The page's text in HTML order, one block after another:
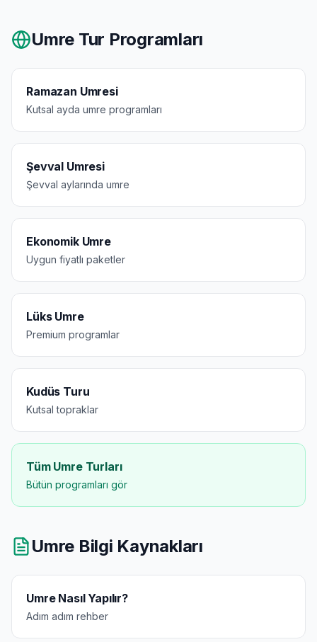
Umre Tur Programları
Ramazan Umresi
Kutsal ayda umre programları
Şevval Umresi
Şevval aylarında umre
Ekonomik Umre
Uygun fiyatlı paketler
Lüks Umre
Premium programlar
Kudüs Turu
Kutsal topraklar
Tüm Umre Turları
Bütün programları gör
Umre Bilgi Kaynakları
Umre Nasıl Yapılır?
Adım adım rehber